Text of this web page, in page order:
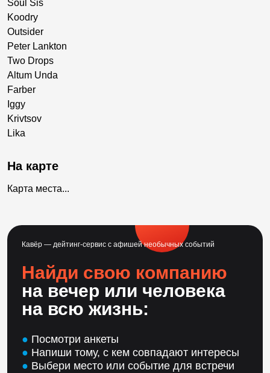
Soul Sis
Koodry
Outsider
Peter Lankton
Two Drops
Altum Unda
Farber
Iggy
Krivtsov
Lika
На карте
Карта места...
Кавёр — дейтинг-сервис с афишей необычных событий
Найди свою компанию
на вечер или человека
на всю жизнь:
● Посмотри анкеты
● Напиши тому, с кем совпадают интересы
● Выбери место или событие для встречи